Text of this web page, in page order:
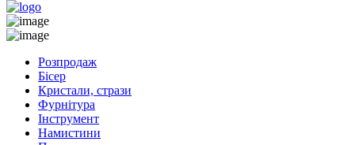
Розпродаж
Бісер
Кристали, стрази
Фурнітура
Інструмент
Намистини